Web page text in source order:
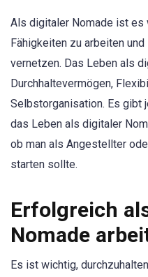
Als digitaler Nomade ist es
Fähigkeiten zu arbeiten
vernetzen. Das Leben als
Durchhaltevermögen,
Selbstorganisation. Es gibt
das Leben als digitaler
ob man als Angestellter
starten sollte.
Erfolgreich
Nomade
Es ist wichtig,